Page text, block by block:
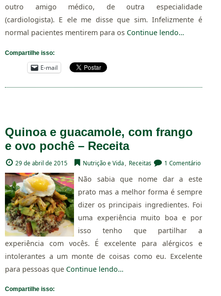
outro amigo médico, de outra especialidade
(cardiologista). E ele me disse que sim. Infelizmente é
normal pacientes mentirem para os Continue lendo…
Compartilhe isso:
E-mail
Quinoa e guacamole, com frango
e ovo pochê – Receita
29 de abril de 2015 Nutrição e Vida Receitas 1 Comentário
Não sabia que nome dar a este
prato mas a melhor forma é sempre
dizer os principais ingredientes. Foi
uma experiência muito boa e por
isso tenho que partilhar a
experiência com vocês. É excelente para alérgicos e
intolerantes a um monte de coisas como eu. Excelente
para pessoas que Continue lendo…
Compartilhe isso: